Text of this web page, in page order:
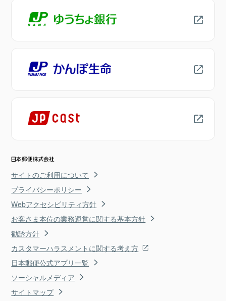
サイトのご利用について
プライバシーポリシー
Webアクセシビリティ方針
お客さま本位の業務運営に関する基本方針
勧誘方針
カスタマーハラスメントに関する考え方
日本郵便公式アプリ一覧
ソーシャルメディア
サイトマップ